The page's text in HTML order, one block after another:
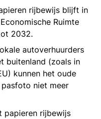
rijbewijs blijft in
Ruimte
2032.
autoverhuurders
buitenland (zoals in
kunnen het oude
niet meer
papieren rijbewijs